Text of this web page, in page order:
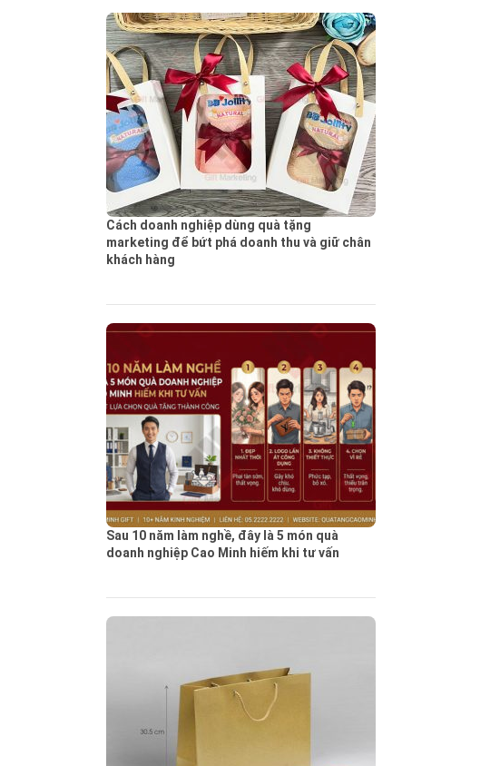
Cách doanh nghiệp dùng quà tặng
marketing để bứt phá doanh thu và giữ chân
khách hàng
Sau 10 năm làm nghề, đây là 5 món quà
doanh nghiệp Cao Minh hiếm khi tư vấn